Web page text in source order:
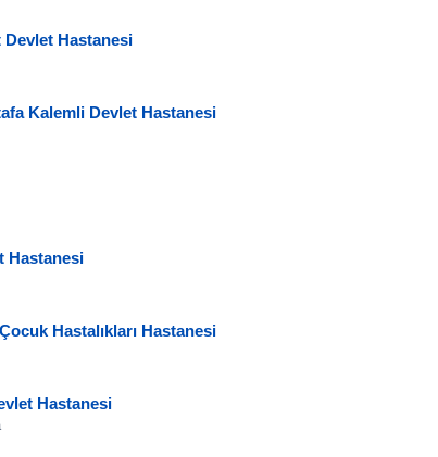
Hastanesi
Kalemli Devlet Hastanesi
Hastanesi
Hastalıkları Hastanesi
Hastanesi